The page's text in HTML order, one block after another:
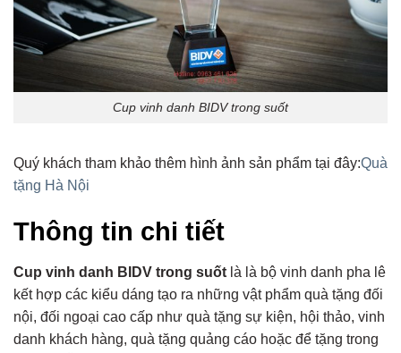
Cup vinh danh BIDV trong suốt
Quý khách tham khảo thêm hình ảnh sản phẩm tại đây:Quà
tặng Hà Nội
Thông tin chi tiết
Cup vinh danh BIDV trong suốt là là bộ vinh danh pha lê
kết hợp các kiểu dáng tạo ra những vật phẩm quà tặng đối
nội, đối ngoại cao cấp như quà tặng sự kiện, hội thảo, vinh
danh khách hàng, quà tặng quảng cáo hoặc để tặng trong